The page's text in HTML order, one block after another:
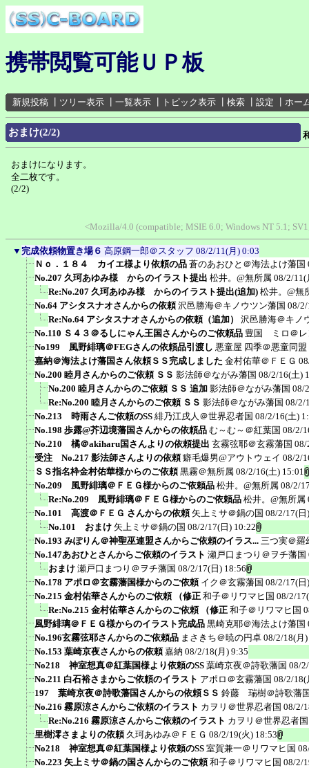
携帯閲覧可能ＵＰ板
新規投稿 ツリー表示 一覧表示 トピック表示 検索 設定 ホー
おまけ(2/2)
おまけになります。
全二枚です。
(2/2)
<Mozilla/4.0 (compatible; MSIE 6.0; Windows NT 5.1;
▼ 完成依頼物置き場６ 高原鋼一郎＠スタッフ 08/2/11(月) 0:03
Ｎｏ．１８４ カイエ様より依頼の品 蒼のあおひと＠海法よけ藩国
No.207 久珂あゆみ様 からのイラスト提出 松井。@無所属 08/2/11(
Re:No.207 久珂あゆみ様 からのイラスト提出(追加) 松井。@無
No.64 アシタスナオさんからの依頼 沢邑勝海＠キノウツン藩国 08/
Re:No.64 アシタスナオさんからの依頼（追加）
沢邑勝海＠キノ
No.110 Ｓ４３＠るしにゃん王国さんからのご依頼品 豊国 ミロ＠レ
No199 風野緋璃＠FEGさんの依頼品引渡し 悪童屋 四季＠悪童同盟
嘉納＠海法よけ藩国さん依頼ＳＳ完成しました 金村佑華＠ＦＥＧ
No.200 睦月さんからのご依頼 ＳＳ 影法師＠ながみ藩国 08/2/16(土)
No.200 睦月さんからのご依頼 ＳＳ 追加 影法師＠ながみ藩国 08/
Re:No.200 睦月さんからのご依頼 ＳＳ 影法師＠ながみ藩国 08/2/
No.213 時雨さんご依頼のSS 緋乃江戌人＠世界忍者国 08/2/16(土)
No.198 歩露@芥辺境藩国さんからの依頼品 む～む～＠紅葉国 08/2/
No.210 橘＠akiharu国さんよりの依頼提出 玄霧弦耶＠玄霧藩国 08/
受注 No.217 影法師さんよりの依頼 癖毛爆男@アウトウェイ 08/2/
ＳＳ指名枠金村佑華様からのご依頼 黒霧＠無所属 08/2/16(土) 15:01
No.209 風野緋璃＠ＦＥＧ様からのご依頼品 松井。@無所属 08/2/
Re:No.209 風野緋璃＠ＦＥＧ様からのご依頼品 松井。@無所属
No.101 高渡＠ＦＥＧ さんからの依頼 矢上ミサ＠鍋の国 08/2/17(日
No.101 おまけ 矢上ミサ＠鍋の国 08/2/17(日) 10:22
No.193 みぽりん＠神聖巫連盟さんからご依頼のイラス... 三つ実＠羅
No.147あおひとさんからご依頼のイラスト 瀬戸口まつり＠ヲチ藩国
おまけ 瀬戸口まつり＠ヲチ藩国 08/2/17(日) 18:56
No.178 アポロ＠玄霧藩国様からのご依頼 イク＠玄霧藩国 08/2/17(日
No.215 金村佑華さんからのご依頼 （修正 和子＠リワマヒ国 08/2/
Re:No.215 金村佑華さんからのご依頼 （修正 和子＠リワマヒ国
風野緋璃＠ＦＥＧ様からのイラスト完成品 黒崎克耶＠海法よけ藩国
No.196玄霧弦耶さんからのご依頼品 まさきち＠暁の円卓 08/2/18(月
No.153 葉崎京夜さんからの依頼 嘉納 08/2/18(月) 9:35
No218 神室想真＠紅葉国様より依頼のSS 葉崎京夜＠詩歌藩国 08/
No.211 白石裕さまからご依頼のイラスト アポロ＠玄霧藩国 08/2/18(
197 葉崎京夜＠詩歌藩国さんからの依頼ＳＳ 鈴藤 瑞樹＠詩歌藩
No.216 霧原涼さんからご依頼のイラスト カヲリ＠世界忍者国 08/2/
Re:No.216 霧原涼さんからご依頼のイラスト カヲリ＠世界忍者国
里樹澪さまよりの依頼 久珂あゆみ＠ＦＥＧ 08/2/19(火) 18:53
No218 神室想真＠紅葉国様より依頼のSS 室賀兼一＠リワマヒ国
No.223 矢上ミサ＠鍋の国さんからのご依頼 和子＠リワマヒ国 08/2/